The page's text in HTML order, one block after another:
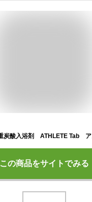
この商品をサイトでみる